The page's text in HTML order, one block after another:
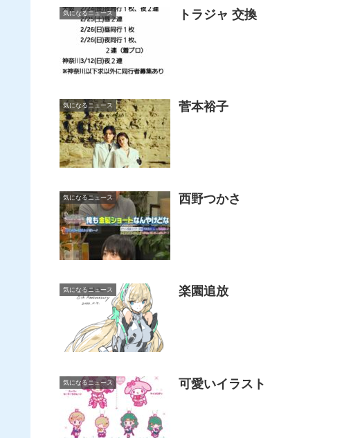
気になるニュース トラジャ 交換
気になるニュース 菅本裕子
気になるニュース 西野つかさ
気になるニュース 楽園追放
気になるニュース 可愛いイラスト